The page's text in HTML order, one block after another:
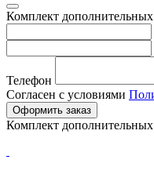
Комплект
Телефон
Согласен с условиями
Оформить заказ
Комплект